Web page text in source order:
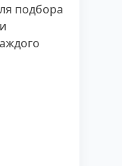
подбора